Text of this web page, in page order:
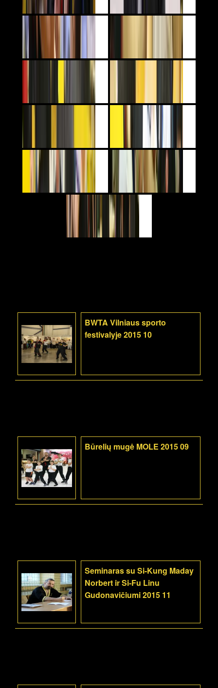
BWTA Vilniaus sporto
festivalyje 2015 10
Būrelių mugė MOLE 2015 09
Seminaras su Si-Kung Maday
Norbert ir Si-Fu Linu
Gudonavičiumi 2015 11